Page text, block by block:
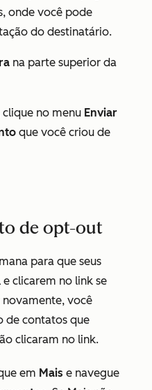
onde você pode
do destinatário.
na parte superior da
no menu Enviar
que você criou de
de opt-out
para que seus
clicarem no link se
novamente, você
de contatos que
clicaram no link.
em Mais e navegue